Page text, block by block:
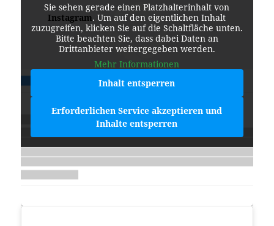
Sie sehen gerade einen Platzhalterinhalt von
Instagram. Um auf den eigentlichen Inhalt
zuzugreifen, klicken Sie auf die Schaltfläche unten.
Bitte beachten Sie, dass dabei Daten an
Drittanbieter weitergegeben werden.
Mehr Informationen
Inhalt entsperren
Erforderlichen Service akzeptieren und
Inhalte entsperren